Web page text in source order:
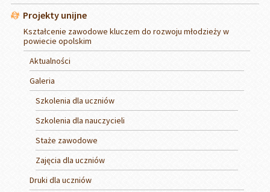
Projekty unijne
Kształcenie zawodowe kluczem do rozwoju młodzieży w
powiecie opolskim
Aktualności
Galeria
Szkolenia dla uczniów
Szkolenia dla nauczycieli
Staże zawodowe
Zajęcia dla uczniów
Druki dla uczniów